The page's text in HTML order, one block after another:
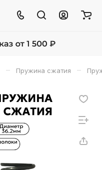
– Пружина сжатия –